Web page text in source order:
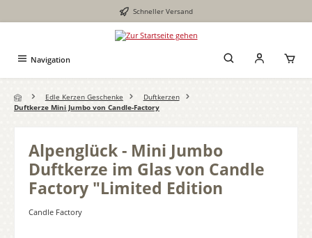
Schneller Versand
Navigation
Edle Kerzen Geschenke
Duftkerzen
Duftkerze Mini Jumbo von Candle-Factory
Alpenglück - Mini Jumbo
Duftkerze im Glas von Candle
Factory "Limited Edition
Candle Factory